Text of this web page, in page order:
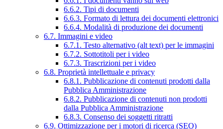
6.6.2. Tipi di documenti
6.6.3. Formato di lettura dei documenti elettronici
6.6.4. Modalità di produzione dei documenti
6.7. Immagini e video
6.7.1. Testo alternativo (alt text) per le immagini
6.7.2. Sottotitoli per i video
6.7.3. Trascrizioni per i video
6.8. Proprietà intellettuale e privacy
6.8.1. Pubblicazione di contenuti prodotti dalla
Pubblica Amministrazione
6.8.2. Pubblicazione di contenuti non prodotti
dalla Pubblica Amministrazione
6.8.3. Consenso dei soggetti ritratti
6.9. Ottimizzazione per i motori di ricerca (SEO)